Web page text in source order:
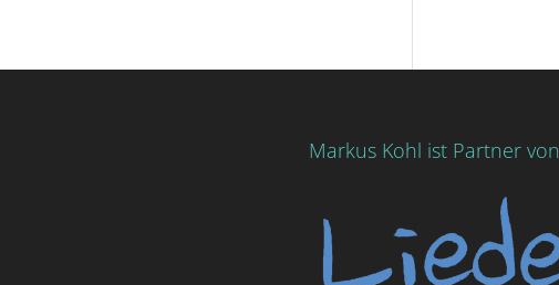
Markus Kohl ist Partner von